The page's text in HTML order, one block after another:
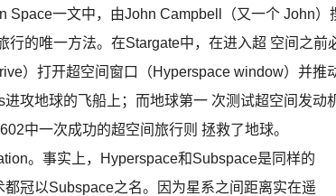
Space一文中，由John Campbell（又一个 John）
的唯一方法。在Stargate中，在进入超 空间之前
）打开超空间窗口（Hyperspace window）并推
攻地球的飞船上；而地球第一 次测试超空间发动
中一次成功的超空间旅行则 拯救了地球。
。事实上，Hyperspace和Subspace是同样的
冠以Subspace之名。因为星系之间距离实在遥